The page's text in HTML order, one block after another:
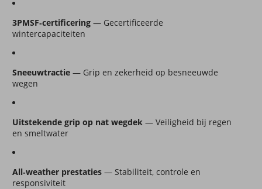
3PMSF‑certificering — Gecertificeerde
wintercapaciteiten
Sneeuwtractie — Grip en zekerheid op besneeuwde
wegen
Uitstekende grip op nat wegdek — Veiligheid bij regen
en smeltwater
All‑weather prestaties — Stabiliteit, controle en
responsiviteit